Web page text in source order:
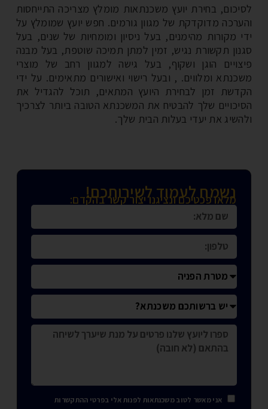
בחירת יועץ משכנתאות מומלץ מצריכה התייחסות
מדוקדקת של מגוון גורמים. חפש יועץ שמומלץ על
מקורות מהימנים, בעל ניסיון ומומחיות של שנים, בעל
תקשורת נגיש, זמין למתן תמיכה שוטפת, בעל מבנה
הוגן ושקוף, בעל גישה למגוון רחב של מוצרי
ומלווים. , ובעל רישוי ואישורים מתאימים. על ידי
זמן לבחירת היועץ המתאים, תוכל להגדיל את
שלך להבטיח את המשכנתא הטובה ביותר לצרכיך
את יעדי בעלות הבית שלך.
נשמח לעמוד לשירותכם!
מלאו פכטיכם ונציגנו יצור קשר בהקדם:
אני מאשר לטוב משכנתאות לפנות אלי בפרטי ההתקשרות